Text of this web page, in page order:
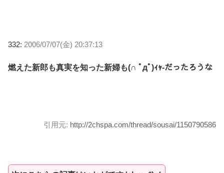
332: 2006/07/07(金) 20:37:13
燃えた新郎も真実を知った新婦も(∩ ﾟдﾟ)ｨｬ-だったろうな
引用元: http://2chspa.com/thread/sousai/1150790586